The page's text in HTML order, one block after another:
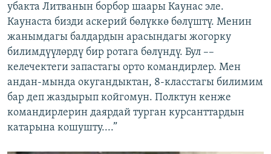
убакта Литванын борбор шаары Каунас эле.
Каунаста бизди аскерий бөлүккө бөлүштү. Менин
жанымдагы балдардын арасындагы жогорку
билимдүүлөрдү бир ротага бөлүндү. Бул ––
келечектеги запастагы орто командирлер. Мен
андан-мында окугандыктан, 8-класстагы билимим
бар деп жаздырып койгомун. Полктун кенже
командирлерин даярдай турган курсанттардын
катарына кошушту....”